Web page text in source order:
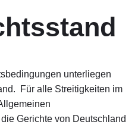
unterliegen
Für alle Streitigkeiten im
Gerichte von Deutschland